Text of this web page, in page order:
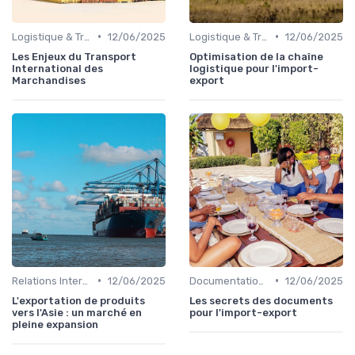
• 12/06/2025
Les Enjeux du Transport
International des
Marchandises
• 12/06/2025
Optimisation de la chaîne
logistique pour l'import-
export
• 12/06/2025
L'exportation de produits
vers l'Asie : un marché en
pleine expansion
• 12/06/2025
Les secrets des documents
pour l'import-export